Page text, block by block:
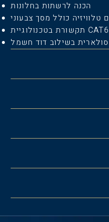
הכנה לרשתות בחלונות
טלוויזיה כולל מסך צבעוני
תקשורת בטכנולוגיית CAT6
בשילוב דוד חשמל